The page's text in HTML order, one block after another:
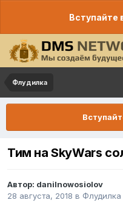
Вступайте
Флудилка
Тим на SkyWars
Автор: danilnowosiolov
28 августа, 2018 в Флудилка